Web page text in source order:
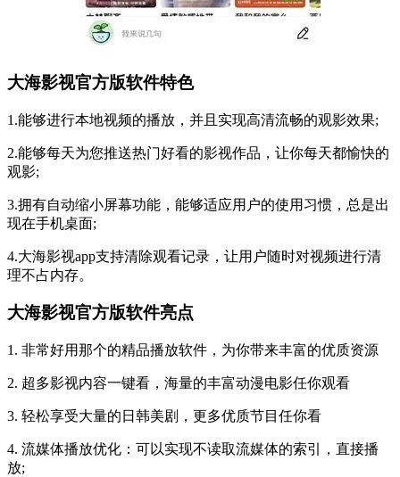
大海影视官方版软件特色
1.能够进行本地视频的播放，并且实现高清流畅的观影效果;
2.能够每天为您推送热门好看的影视作品，让你每天都愉快的
观影;
3.拥有自动缩小屏幕功能，能够适应用户的使用习惯，总是出
现在手机桌面;
4.大海影视app支持清除观看记录，让用户随时对视频进行清
理不占内存。
大海影视官方版软件亮点
1. 非常好用那个的精品播放软件，为你带来丰富的优质资源
2. 超多影视内容一键看，海量的丰富动漫电影任你观看
3. 轻松享受大量的日韩美剧，更多优质节目任你看
4. 流媒体播放优化：可以实现不读取流媒体的索引，直接播
放;